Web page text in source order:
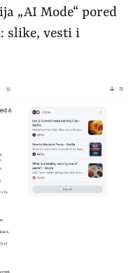
„AI Mode“ pored
slike, vesti i